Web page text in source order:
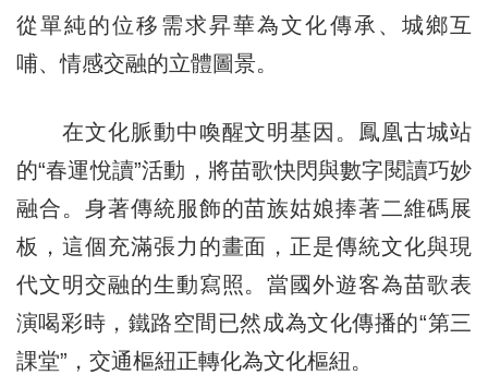
從單純的位移需求昇華為文化傳承、城鄉互
哺、情感交融的立體圖景。
在文化脈動中喚醒文明基因。鳳凰古城站
的“春運悅讀”活動，將苗歌快閃與數字閱讀巧妙
融合。身著傳統服飾的苗族姑娘捧著二維碼展
板，這個充滿張力的畫面，正是傳統文化與現
代文明交融的生動寫照。當國外遊客為苗歌表
演喝彩時，鐵路空間已然成為文化傳播的“第三
課堂”，交通樞紐正轉化為文化樞紐。